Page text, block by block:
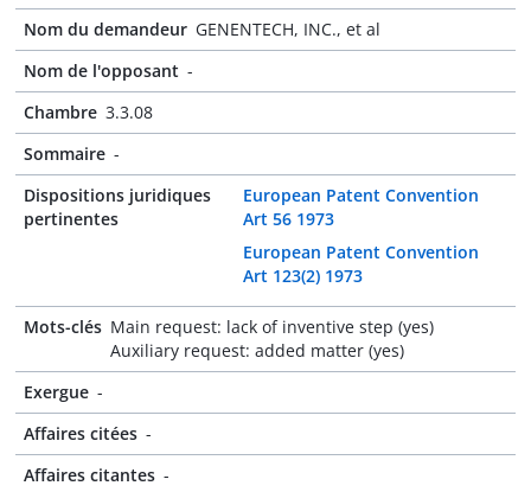
Nom du demandeur GENENTECH, INC., et al
Nom de l'opposant -
Chambre 3.3.08
Sommaire -
Dispositions juridiques
pertinentes
European Patent Convention
Art 56 1973
European Patent Convention
Art 123(2) 1973
Mots-clés Main request: lack of inventive step (yes)
Auxiliary request: added matter (yes)
Exergue -
Affaires citées -
Affaires citantes -